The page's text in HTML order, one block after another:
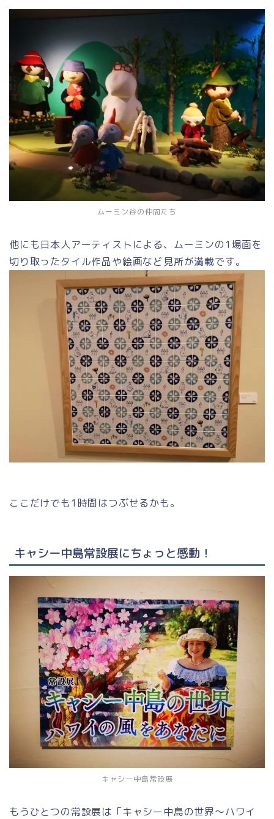
ムーミン谷の仲間たち
他にも日本人アーティストによる、ムーミンの1場面を
切り取ったタイル作品や絵画など見所が満載です。
ここだけでも1時間はつぶせるかも。
キャシー中島常設展にちょっと感動！
キャシー中島常設展
もうひとつの常設展は「キャシー中島の世界～ハワイ